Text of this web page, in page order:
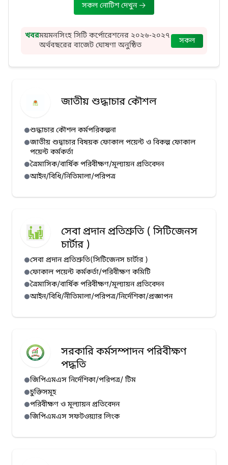
সকল নোটিশ দেখুন
খবরময়মনসিংহ সিটি কর্পোরেশনের ২০২৬-২০২৭
অর্থবছরের বাজেট ঘোষণা অনুষ্ঠিত
সকল
জাতীয় শুদ্ধাচার কৌশল
শুদ্ধাচার কৌশল কর্মপরিকল্পনা
জাতীয় শুদ্বাচার বিষয়ক ফোকাল পয়েন্ট ও বিকল্প ফোকাল
পয়েন্ট কর্মকর্তা
ত্রৈমাসিক/বার্ষিক পরিবীক্ষণ/মূল্যায়ন প্রতিবেদন
আইন/বিধি/নিতিমালা/পরিপত্র
সেবা প্রদান প্রতিশ্রুতি ( সিটিজেনস
চার্টার )
সেবা প্রদান প্রতিশ্রুতি(সিটিজেনস চার্টার )
ফোকাল পয়েন্ট কর্মকর্তা/পরিবীক্ষণ কমিটি
ত্রৈমাসিক/বার্ষিক পরিবীক্ষণ/মূল্যায়ন প্রতিবেদন
আইন/বিধি/নীতিমালা/পরিপত্র/নির্দেশিকা/প্রজ্ঞাপন
সরকারি কর্মসম্পাদন পরিবীক্ষণ
পদ্ধতি
জিপিএমএস নির্দেশিকা/পরিপত্র/ টিম
চুক্তিসমূহ
পরিবীক্ষণ ও মূল্যায়ন প্রতিবেদন
জিপিএমএস সফটওয়্যার লিংক